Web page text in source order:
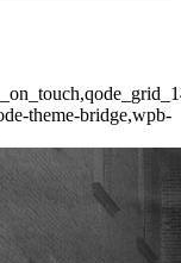
theme-bridge,wpb-